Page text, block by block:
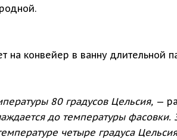
конвейер в ванну длительной
80 градусов Цельсия, —
до температуры
четыре градуса